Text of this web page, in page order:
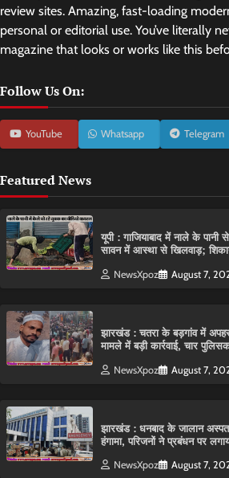
review sites. Amazing, fast-loading
personal or editorial use. You’ve literally
magazine that looks or works like this
Follow Us On:
YouTube Whatsapp Telegram
Featured News
यूपी : गाजियाबाद में नाले के पानी
सावन में आस्था से खिलवाड़;
NewsXpoz August 7,
झारखंड : चतरा के बड़गांव में
मामले में बड़ी कार्रवाई, चार
NewsXpoz August 7,
झारखंड : धनबाद के जालान
हंगामा, परिजनों ने प्रबंधन पर
NewsXpoz August 7,